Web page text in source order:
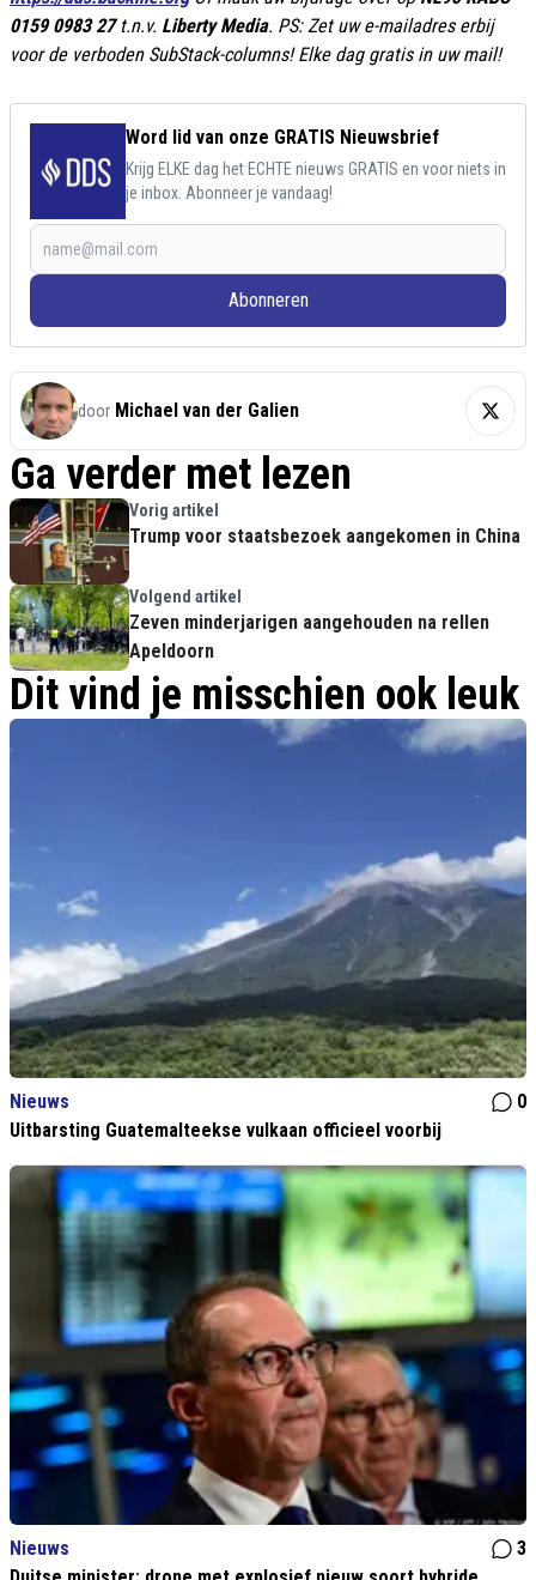
0159 0983 27t.n.v. Liberty Media. PS: Zet uw e-mailadres erbij
voor de verboden SubStack-columns! Elke dag gratis in uw mail!
Word lid van onze GRATIS Nieuwsbrief
Krijg ELKE dag het ECHTE nieuws GRATIS en voor niets in
je inbox. Abonneer je vandaag!
Abonneren
door Michael van der Galien
Ga verder met lezen
Vorig artikel
Trump voor staatsbezoek aangekomen in China
Volgend artikel
Zeven minderjarigen aangehouden na rellen
Apeldoorn
Dit vind je misschien ook leuk
Nieuws
0
Uitbarsting Guatemalteekse vulkaan officieel voorbij
Nieuws
3